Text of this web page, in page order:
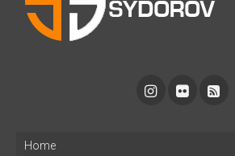
Home